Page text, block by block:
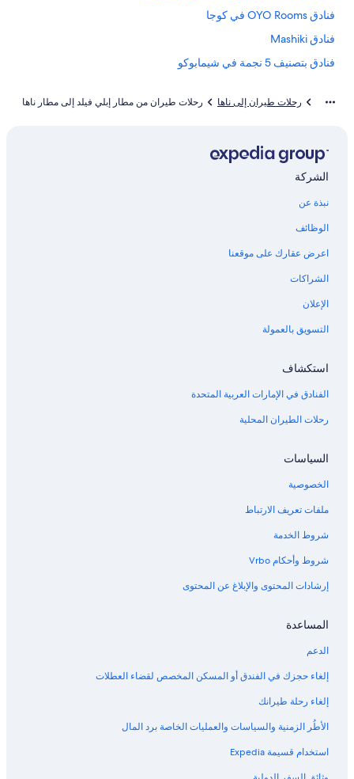
فنادق OYO Rooms في كوجا
فنادق Mashiki
فنادق بتصنيف 5 نجمة في شيمابوكو
رحلات طيران إلى ناها رحلات طيران من مطار إبلي فيلد إلى مطار ناها
الشركة
نبذة عن
الوظائف
اعرض عقارك على موقعنا
الشراكات
الإعلان
التسويق بالعمولة
استكشاف
الفنادق في الإمارات العربية المتحدة
رحلات الطيران المحلية
السياسات
الخصوصية
ملفات تعريف الارتباط
شروط الخدمة
شروط وأحكام Vrbo
إرشادات المحتوى والإبلاغ عن المحتوى
المساعدة
الدعم
إلغاء حجزك في الفندق أو المسكن المخصص لقضاء العطلات
إلغاء رحلة طيرانك
الأطُر الزمنية والسياسات والعمليات الخاصة برد المال
استخدام قسيمة Expedia